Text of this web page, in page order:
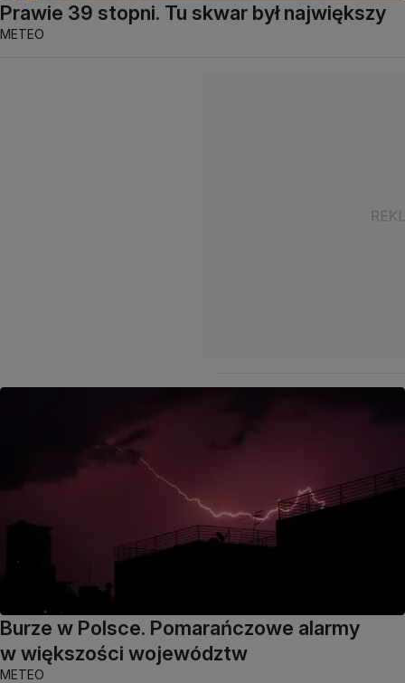
Prawie 39 stopni. Tu skwar był największy
METEO
Burze w Polsce. Pomarańczowe alarmy
w większości województw
METEO